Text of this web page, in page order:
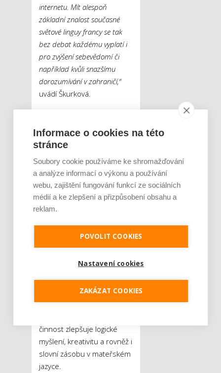
internetu. Mít alespoň
základní znalost současné
světové linguy francy se tak
bez debat každému vyplatí i
pro zvýšení sebevědomí či
například kvůli snazšímu
dorozumívání v zahraničí,“
uvádí Škurková.
v minulosti prokázala, že
studium cizích jazyků má
mozek a dokáže oddálit
jeho stárnutí. Zejména u
seniorů a lidí ve starší
dospělosti tak může
obzorů, ale poslouží i jako
Alzheimerově chorobě a
demenci. Osvojení si
většího počtu jazyků však
přináší benefity i mladším.
činnost zlepšuje logické
myšlení, kreativitu a rovněž i
slovní zásobu v mateřském
jazyce.
Informace o cookies na této
stránce
Soubory cookie používáme ke shromažďování
a analýze informací o výkonu a používání
webu, zajištění fungování funkcí ze sociálních
médií a ke zlepšení a přizpůsobení obsahu a
reklam.
POVOLIT COOKIES
Nastavení cookies
ZAKÁZAT COOKIES